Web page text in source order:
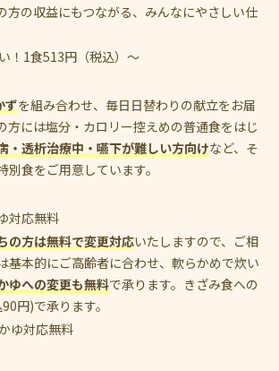
方の収益にもつながる、みんなにやさしい仕
ずを組み合わせ、毎日日替わりの献立をお届
方には塩分・カロリー控えめの普通食をはじ
・透析治療中・嚥下が難しい方向けなど、そ
別食をご用意しています。
対応無料
の方は無料で変更対応いたしますので、ご相
基本的にご高齢者に合わせ、軟らかめで炊い
ゆへの変更も無料で承ります。きざみ食への
円)で承ります。